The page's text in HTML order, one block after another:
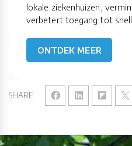
SHARE
lokale ziekenhuizen,
verbetert toegang tot
ONTDEK MEER